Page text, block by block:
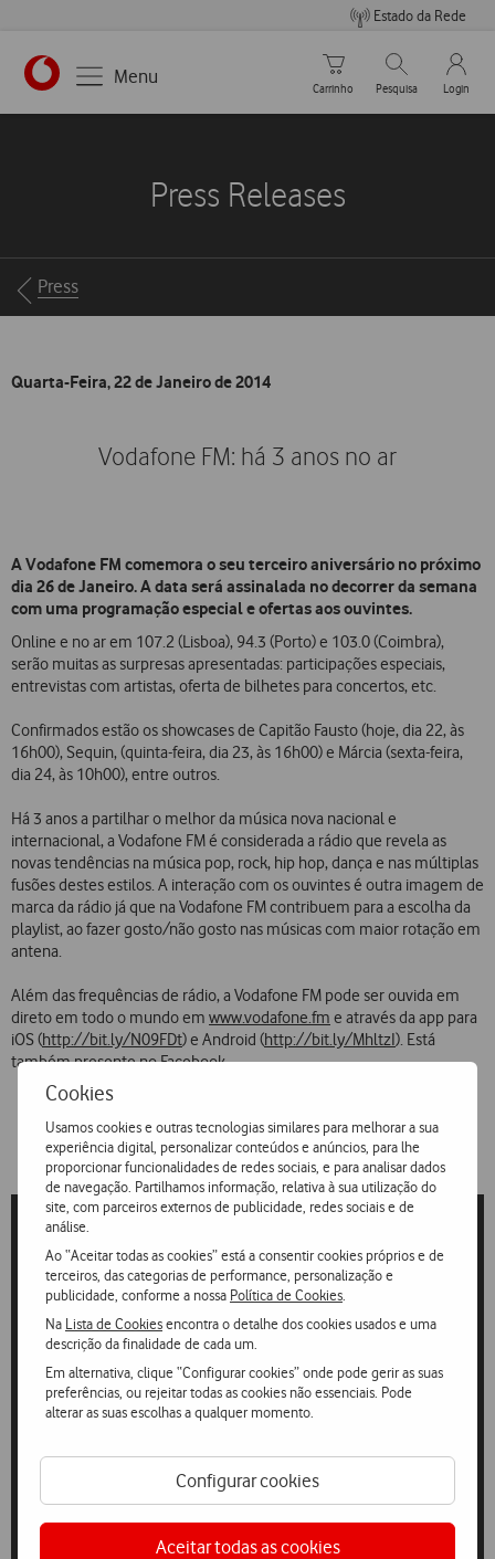
Cookies
Usamos cookies e outras tecnologias similares para melhorar a sua
experiência digital, personalizar conteúdos e anúncios, para lhe
proporcionar funcionalidades de redes sociais, e para analisar dados
de navegação. Partilhamos informação, relativa à sua utilização do
site, com parceiros externos de publicidade, redes sociais e de
análise.
Ao “Aceitar todas as cookies” está a consentir cookies próprios e de
terceiros, das categorias de performance, personalização e
publicidade, conforme a nossa Política de Cookies
Na Lista de Cookiesencontra o detalhe dos cookies usados e uma
descrição da finalidade de cada um.
Em alternativa, clique “Configurar cookies” onde pode gerir as suas
preferências, ou rejeitar todas as cookies não essenciais. Pode
alterar as suas escolhas a qualquer momento.
Configurar cookies
Aceitar todas as cookies
Estado da Rede
https://www.vodafone.pt
Menu
Carrinho de compras
Carrinho
Pesquisar
Pesquisa
My
Login
Press Releases
Breadcrumbs
Press
Quarta-Feira, 22 de Janeiro de 2014
Vodafone FM: há 3 anos no ar
A Vodafone FM comemora o seu terceiro aniversário no próximo
dia 26 de Janeiro. A data será assinalada no decorrer da semana
com uma programação especial e ofertas aos ouvintes.
Online e no ar em 107.2 (Lisboa), 94.3 (Porto) e 103.0 (Coimbra),
serão muitas as surpresas apresentadas: participações especiais,
entrevistas com artistas, oferta de bilhetes para concertos, etc.
Confirmados estão os showcases de Capitão Fausto (hoje, dia 22, às
16h00), Sequin, (quinta-feira, dia 23, às 16h00) e Márcia (sexta-feira,
dia 24, às 10h00), entre outros.
Há 3 anos a partilhar o melhor da música nova nacional e
internacional, a Vodafone FM é considerada a rádio que revela as
novas tendências na música pop, rock, hip hop, dança e nas múltiplas
fusões destes estilos. A interação com os ouvintes é outra imagem de
marca da rádio já que na Vodafone FM contribuem para a escolha da
playlist, ao fazer gosto/não gosto nas músicas com maior rotação em
antena.
Além das frequências de rádio, a Vodafone FM pode ser ouvida em
direto em todo o mundo em www.vodafone.fm e através da app para
iOS (http://bit.ly/N09FDt) e Android (http://bit.ly/MhltzI). Está
também presente noFacebook.